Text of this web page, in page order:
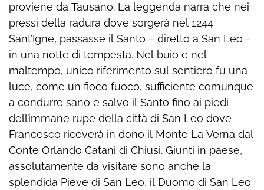
proviene da Tausano. La leggenda narra che nei
pressi della radura dove sorgerà nel 1244
Sant’Igne, passasse il Santo – diretto a San Leo -
in una notte di tempesta. Nel buio e nel
maltempo, unico riferimento sul sentiero fu una
luce, come un fioco fuoco, sufficiente comunque
a condurre sano e salvo il Santo fino ai piedi
dell’immane rupe della città di San Leo dove
Francesco riceverà in dono il Monte La Verna dal
Conte Orlando Catani di Chiusi. Giunti in paese,
assolutamente da visitare sono anche la
splendida Pieve di San Leo, il Duomo di San Leo